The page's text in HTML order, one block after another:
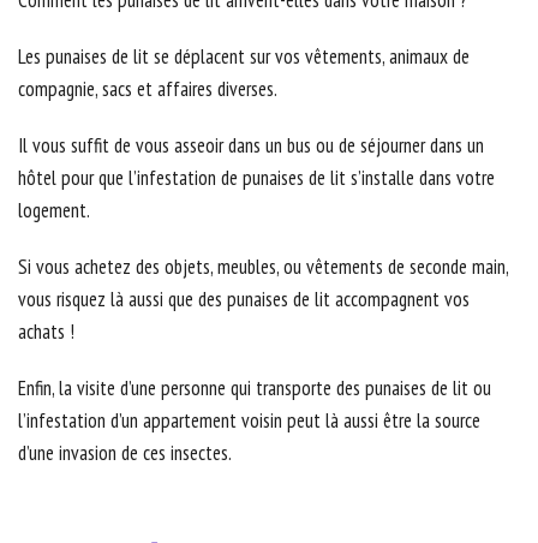
Les punaises de lit se déplacent sur vos vêtements, animaux de
compagnie, sacs et affaires diverses.
Il vous suffit de vous asseoir dans un bus ou de séjourner dans un
hôtel pour que l’infestation de punaises de lit s’installe dans votre
logement.
Si vous achetez des objets, meubles, ou vêtements de seconde main,
vous risquez là aussi que des punaises de lit accompagnent vos
achats !
Enfin, la visite d’une personne qui transporte des punaises de lit ou
l’infestation d’un appartement voisin peut là aussi être la source
d’une invasion de ces insectes.